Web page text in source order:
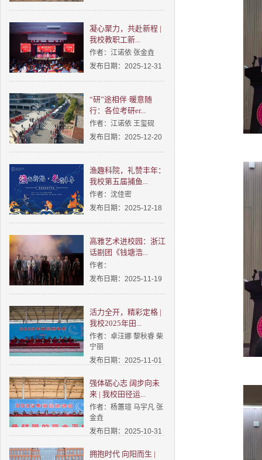
凝心聚力，共赴新程 |
我校教职工新...
作者：江诺依 张金垚
发布日期：2025-12-31
“研”途相伴·暖意随
行：各位考研er...
作者：江诺依 王玺砚
发布日期：2025-12-20
渔趣科院，礼赞丰年：
我校第五届捕鱼...
作者：沈佳密
发布日期：2025-12-18
高雅艺术进校园：浙江
话剧团《钱塘浩...
作者：
发布日期：2025-11-19
活力全开，精彩定格 |
我校2025年田...
作者：卓汪娜 黎秋睿 柴
宁丽
发布日期：2025-11-01
强体砺心志 阔步向未
来 | 我校田径运...
作者：杨蕙瑄 马宇凡 张
金垚
发布日期：2025-10-31
拥抱时代 向阳而生 |